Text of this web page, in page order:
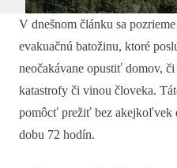
V dnešnom článku sa
evakuačnú batožinu, ktoré
neočakávane opustiť domov,
katastrofy či vinou človeka.
pomôcť prežiť bez akejkoľvek
dobu 72 hodín.